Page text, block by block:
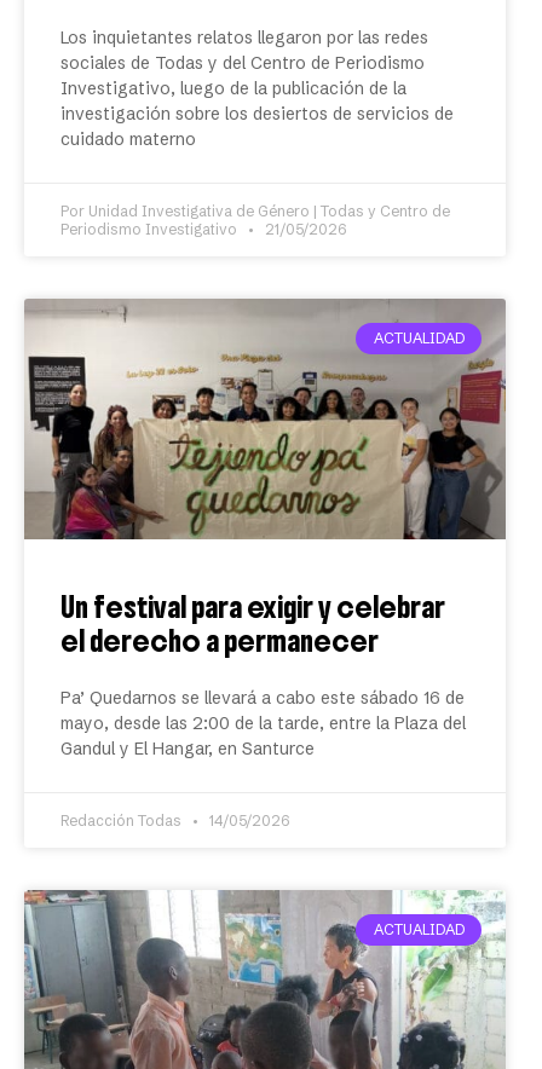
Los inquietantes relatos llegaron por las redes
sociales de Todas y del Centro de Periodismo
Investigativo, luego de la publicación de la
investigación sobre los desiertos de servicios de
cuidado materno
Por Unidad Investigativa de Género | Todas y Centro de
Periodismo Investigativo
21/05/2026
ACTUALIDAD
Un festival para exigir y celebrar
el derecho a permanecer
Pa’ Quedarnos se llevará a cabo este sábado 16 de
mayo, desde las 2:00 de la tarde, entre la Plaza del
Gandul y El Hangar, en Santurce
Redacción Todas 14/05/2026
ACTUALIDAD